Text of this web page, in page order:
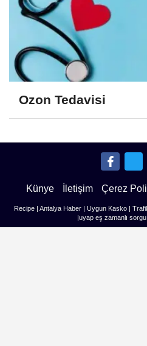
Ozon Tedavisi
Künye İletişim Çerez
Recipe| Antalya Haber| Uygun Kasko|
|uyap eş zamanlı